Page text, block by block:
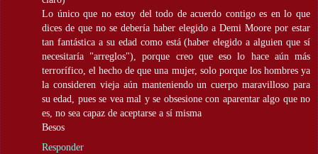
Lo único que no estoy del todo de acuerdo contigo es en lo que
dices de que no se debería haber elegido a Demi Moore por estar
tan fantástica a su edad como está (haber elegido a alguien que sí
necesitaría "arreglos"), porque creo que eso lo hace aún más
terrorífico, el hecho de que una mujer, solo porque los hombres ya
la consideren vieja aún manteniendo un cuerpo maravilloso para
su edad, pues se vea mal y se obsesione con aparentar algo que no
es, no sea capaz de aceptarse a sí misma
Besos
Responder